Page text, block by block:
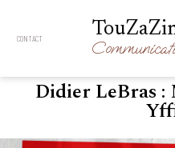
CONTACT
Didier LeBras